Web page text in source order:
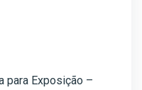
para Exposição –